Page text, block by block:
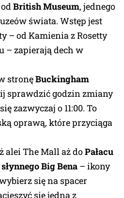
British Museum, jednego
świata. Wstęp jest
– od Kamienia z Rosetty
– zapierają dech w
stronęBuckingham
sprawdzić godzin zmiany
zazwyczaj o 11:00. To
oprawą, które przyciąga
alei The Mall aż doPałacu
Big Bena – ikony
się na spacer
się jedną z